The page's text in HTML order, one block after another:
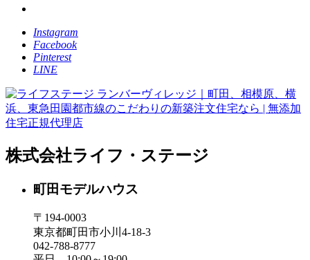
Instagram
Facebook
Pinterest
LINE
株式会社ライフ・ステージ
町田モデルハウス
〒194-0003
東京都町田市小川4-18-3
042-788-8777